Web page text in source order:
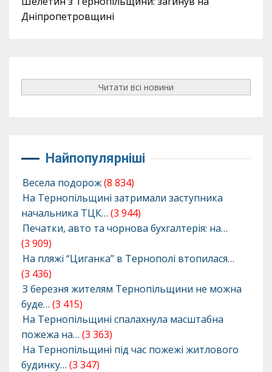
Дніпропетровщині
Читати всі новини
Найпопулярніші
Весела подорож(8 834)
На Тернопільщині затримали заступника
начальника ТЦК… (3 944)
Печатки, авто та чорнова бухгалтерія: на…
(3 909)
На пляжі “Циганка” в Тернополі втопилася…
(3 436)
З березня жителям Тернопільщини не можна
буде… (3 415)
На Тернопільщині спалахнула масштабна
пожежа на… (3 363)
На Тернопільщині під час пожежі житлового
будинку… (3 347)